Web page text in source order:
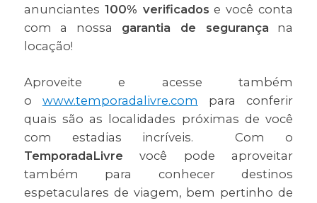
anunciantes 100% verificados e você conta
com a nossa garantia de segurança na
locação!
Aproveite e acesse também
o www.temporadalivre.com para conferir
quais são as localidades próximas de você
com estadias incríveis. Com o
TemporadaLivre você pode aproveitar
também para conhecer destinos
espetaculares de viagem, bem pertinho de